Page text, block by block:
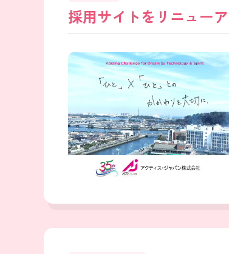
採用サイトをリニュー